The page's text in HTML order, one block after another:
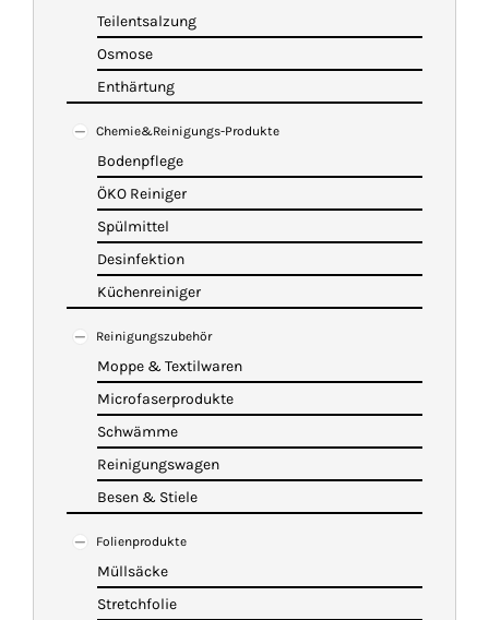
Teilentsalzung
Osmose
Enthärtung
Chemie&Reinigungs-Produkte
Bodenpflege
ÖKO Reiniger
Spülmittel
Desinfektion
Küchenreiniger
Reinigungszubehör
Moppe & Textilwaren
Microfaserprodukte
Schwämme
Reinigungswagen
Besen & Stiele
Folienprodukte
Müllsäcke
Stretchfolie